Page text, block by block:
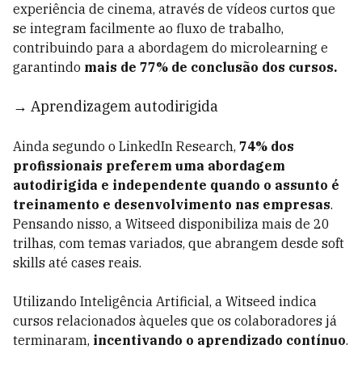
experiência de cinema, através de vídeos curtos que
se integram facilmente ao fluxo de trabalho,
contribuindo para a abordagem do microlearning e
garantindo mais de 77% de conclusão dos cursos.
→ Aprendizagem autodirigida
Ainda segundo o LinkedIn Research, 74% dos
profissionais preferem uma abordagem
autodirigida e independente quando o assunto é
treinamento e desenvolvimento nas empresas.
Pensando nisso, a Witseed disponibiliza mais de 20
trilhas, com temas variados, que abrangem desde soft
skills até cases reais.
Utilizando Inteligência Artificial, a Witseed indica
cursos relacionados àqueles que os colaboradores já
terminaram, incentivando o aprendizado contínuo.